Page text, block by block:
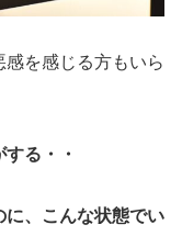
感を感じる方もいら
る・・
に、こんな状態でい